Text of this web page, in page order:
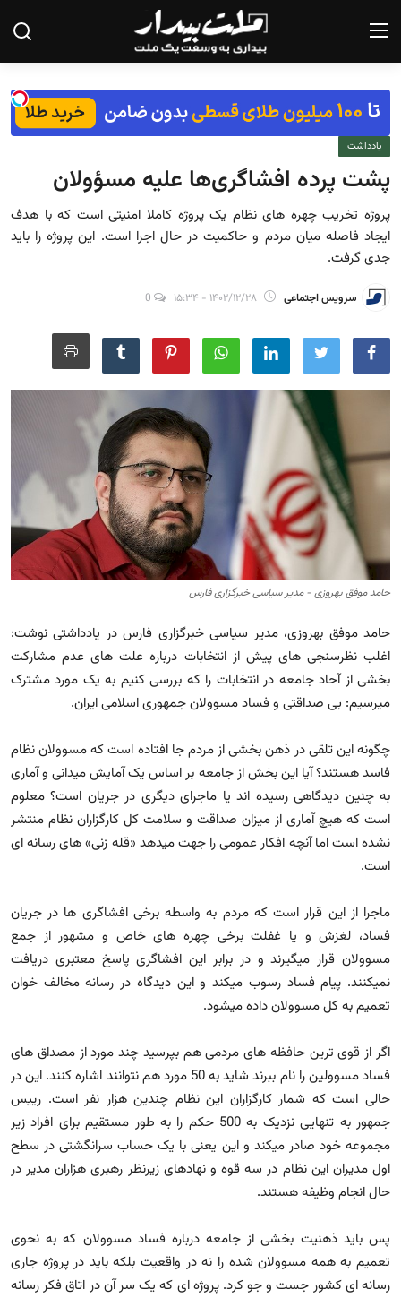
صفحه نخست
درباره ما
تماس با ما
یادداشت
گزارش
تحلیل
سیاست
جامعه
عکس
فارسی
یادداشت
پشت پرده افشاگری‌ها علیه مسؤولان
پروژه تخریب چهره های نظام یک پروژه کاملا امنیتی است که با هدف
ایجاد فاصله میان مردم و حاکمیت در حال اجرا است. این پروژه را باید
جدی گرفت.
سرویس اجتماعی ۱۴۰۲/۱۲/۲۸ - ۱۵:۳۴
حامد موفق بهروزی - مدیر سیاسی خبرگزاری فارس
حامد موفق بهروزی، مدیر سیاسی خبرگزاری فارس در یادداشتی نوشت:
اغلب نظرسنجی های پیش از انتخابات درباره علت های عدم مشارکت
بخشی از آحاد جامعه در انتخابات را که بررسی کنیم به یک مورد مشترک
میرسیم: بی صداقتی و فساد مسوولان جمهوری اسلامی ایران.
چگونه این تلقی در ذهن بخشی از مردم جا افتاده است که مسوولان نظام
فاسد هستند؟ آیا این بخش از جامعه بر اساس یک آمایش میدانی و آماری
به چنین دیدگاهی رسیده اند یا ماجرای دیگری در جریان است؟ معلوم
است که هیچ آماری از میزان صداقت و سلامت کل کارگزاران نظام منتشر
نشده است اما آنچه افکار عمومی را جهت میدهد «قله زنی» های رسانه ای
است.
ماجرا از این قرار است که مردم به واسطه برخی افشاگری ها در جریان
فساد، لغزش و یا غفلت برخی چهره های خاص و مشهور از جمع
مسوولان قرار میگیرند و در برابر این افشاگری پاسخ معتبری دریافت
نمیکنند. پیام فساد رسوب میکند و این دیدگاه در رسانه مخالف خوان
تعمیم به کل مسوولان داده میشود.
اگر از قوی ترین حافظه های مردمی هم بپرسید چند مورد از مصداق های
فساد مسوولین را نام ببرند شاید به 50 مورد هم نتوانند اشاره کنند. این در
حالی است که شمار کارگزاران این نظام چندین هزار نفر است. رییس
جمهور به تنهایی نزدیک به 500 حکم را به طور مستقیم برای افراد زیر
مجموعه خود صادر میکند و این یعنی با یک حساب سرانگشتی در سطح
اول مدیران این نظام در سه قوه و نهادهای زیرنظر رهبری هزاران مدیر در
حال انجام وظیفه هستند.
پس باید ذهنیت بخشی از جامعه درباره فساد مسوولان که به نحوی
تعمیم به همه مسوولان شده را نه در واقعیت بلکه باید در پروژه جاری
رسانه ای کشور جست و جو کرد. پروژه ای که یک سر آن در اتاق فکر رسانه